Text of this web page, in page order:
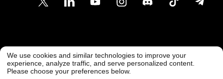
Служба поддержки клиентов
support@freedx.com @ Freedx 2026
We use cookies and similar technologies to improve your
experience, analyze traffic, and serve personalized content.
Please choose your preferences below.